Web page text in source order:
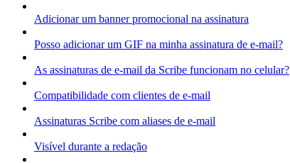
Adicionar um banner promocional na assinatura
Posso adicionar um GIF na minha assinatura de e-mail?
As assinaturas de e-mail da Scribe funcionam no celular?
Compatibilidade com clientes de e-mail
Assinaturas Scribe com aliases de e-mail
Visível durante a redação